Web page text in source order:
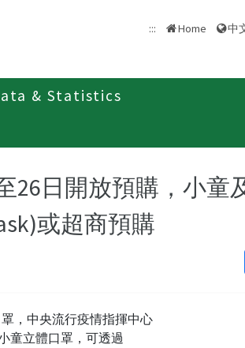
::: Home 中
& Statistics
26日開放預購，小童
或超商預購
，中央流行疫情指揮中心
童立體口罩，可透過